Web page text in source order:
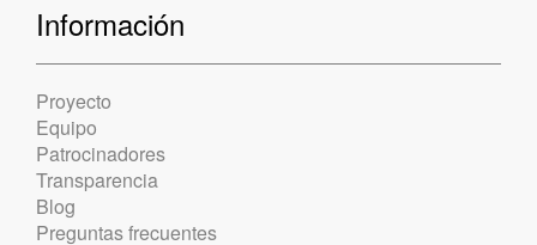
Información
Proyecto
Equipo
Patrocinadores
Transparencia
Blog
Preguntas frecuentes